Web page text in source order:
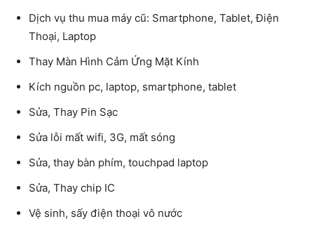
Dịch vụ thu mua máy cũ: Smartphone, Tablet, Điện
Thoại, Laptop
Thay Màn Hình Cảm Ứng Mặt Kính
Kích nguồn pc, laptop, smartphone, tablet
Sửa, Thay Pin Sạc
Sửa lỗi mất wifi, 3G, mất sóng
Sửa, thay bàn phím, touchpad laptop
Sửa, Thay chip IC
Vệ sinh, sấy điện thoại vô nước